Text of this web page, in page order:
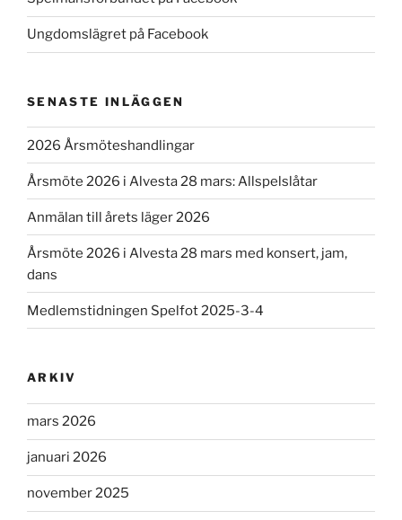
Ungdomslägret på Facebook
SENASTE INLÄGGEN
2026 Årsmöteshandlingar
Årsmöte 2026 i Alvesta 28 mars: Allspelslåtar
Anmälan till årets läger 2026
Årsmöte 2026 i Alvesta 28 mars med konsert, jam,
dans
Medlemstidningen Spelfot 2025-3-4
ARKIV
mars 2026
januari 2026
november 2025